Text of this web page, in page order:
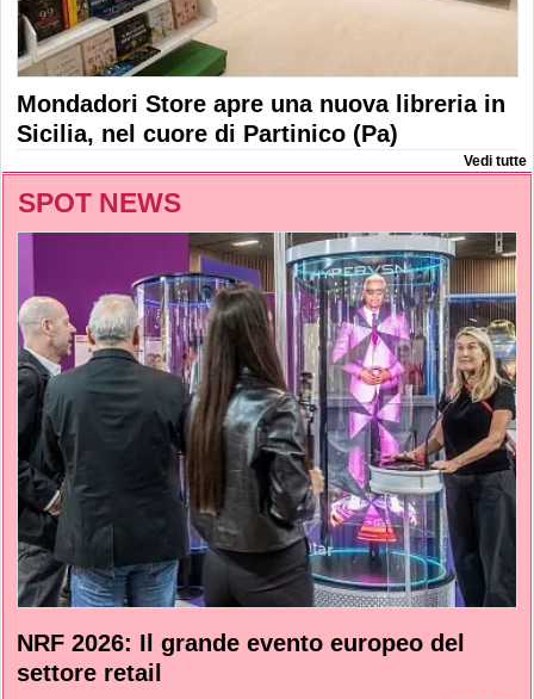
Mondadori Store apre una nuova libreria in
Sicilia, nel cuore di Partinico (Pa)
Vedi tutte
SPOT NEWS
NRF 2026: Il grande evento europeo del
settore retail